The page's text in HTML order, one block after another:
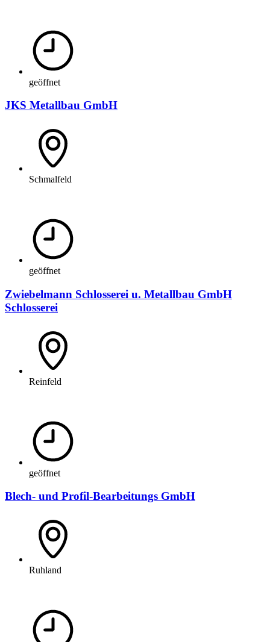
geöffnet
JKS Metallbau GmbH
Schmalfeld
geöffnet
Zwiebelmann Schlosserei u. Metallbau GmbH
Schlosserei
Reinfeld
geöffnet
Blech- und Profil-Bearbeitungs GmbH
Ruhland